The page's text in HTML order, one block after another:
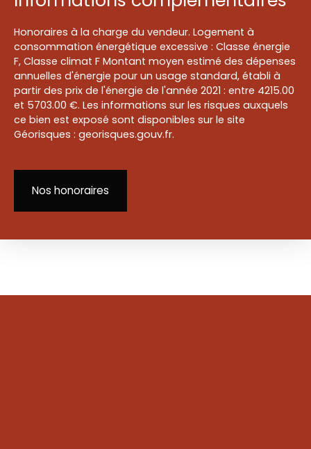
Honoraires à la charge du vendeur. Logement à
consommation énergétique excessive : Classe énergie
F, Classe climat F Montant moyen estimé des dépenses
annuelles d'énergie pour un usage standard, établi à
partir des prix de l'énergie de l'année 2021 : entre 4215.00
et 5703.00 €. Les informations sur les risques auxquels
ce bien est exposé sont disponibles sur le site
Géorisques : georisques.gouv.fr.
Nos honoraires